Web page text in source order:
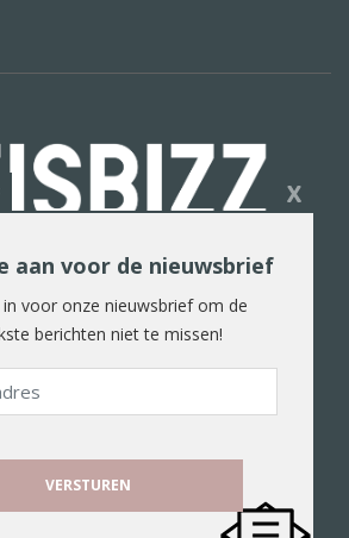
in woord en beeld
X
aan voor de nieuwsbrief
voor onze nieuwsbrief om de
berichten niet te missen!